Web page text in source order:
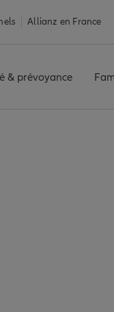
Allianz en France
& prévoyance